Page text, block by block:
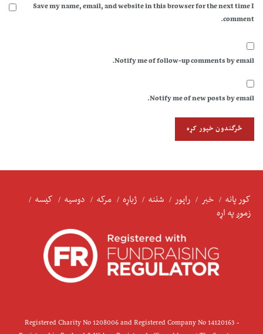
Save my name, email, and website in this browser for the next time I
comment.
Notify me of follow-up comments by email.
Notify me of new posts by email.
کور پانه خبر راپور شننه ژباړه مرکه دوسیه
کیسه
زموږ په اړه
Registered Charity No 1208006 and Registered Company No 14120163 -